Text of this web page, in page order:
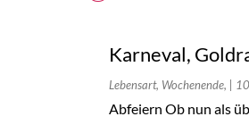
Karneval,
Lebensart, Wochenende, |
Abfeiern Ob nun als